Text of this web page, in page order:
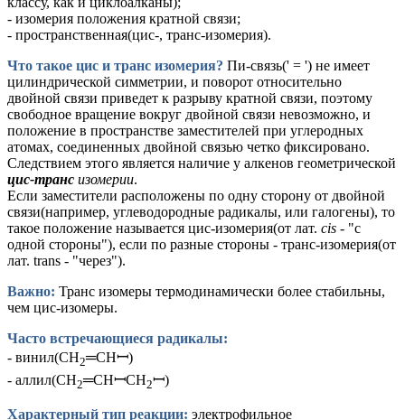
- изомерия положения кратной связи;
- пространственная(цис-, транс-изомерия).
Что такое цис и транс изомерия? Пи-связь(' = ') не имеет
цилиндрической симметрии, и поворот относительно
двойной связи приведет к разрыву кратной связи, поэтому
свободное вращение вокруг двойной связи невозможно, и
положение в пространстве заместителей при углеродных
атомах, соединенных двойной связью четко фиксировано.
Следствием этого является наличие у алкенов геометрической
цис-транс изомерии.
Если заместители расположены по одну сторону от двойной
связи(например, углеводородные радикалы, или галогены), то
такое положение называется цис-изомерия(от лат. cis - "с
одной стороны"), если по разные стороны - транс-изомерия(от
лат. trans - "через").
Важно: Транс изомеры термодинамически более стабильны,
чем цис-изомеры.
Часто встречающиеся радикалы:
- винил(CH2═CHꟷ)
- аллил(CH2═CHꟷCH2ꟷ)
Характерный тип реакции: электрофильное